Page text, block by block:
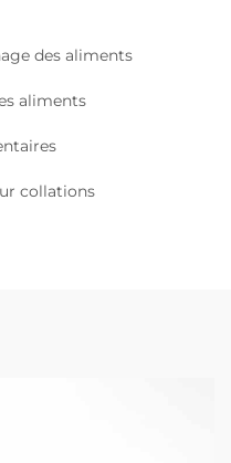
des aliments
aliments
collations